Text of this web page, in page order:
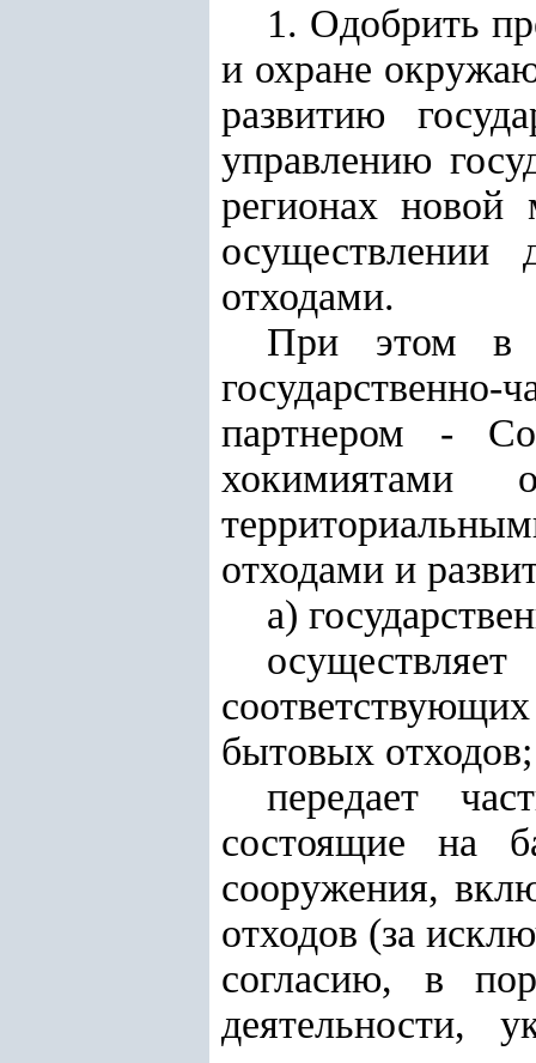
1. Одобрить
и охране
развитию
управлению
регионах новой
отходами.
При этом в
партнером -
отходами и
а)
бытовых отходов;
передает
состоящие на
сооружения,
отходов (за
согласию, в
деятельности,